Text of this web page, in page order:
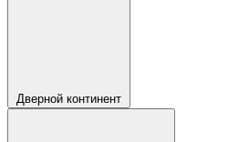
Дверной континент